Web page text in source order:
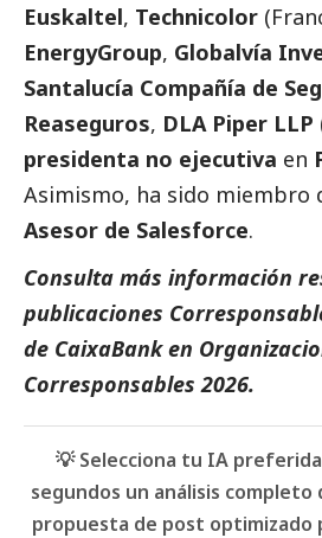
Euskaltel, Technicolor
EnergyGroup, Globalvía
Santalucía Compañía de
Reaseguros, DLA Piper LLP
presidenta no ejecutiva en
Asimismo, ha sido miembro
Asesor de Salesforce.
Consulta más información
publicaciones
de CaixaBanken
Corresponsables 2026.
💡 Selecciona tu IA
segundos un análisis
propuesta de post optimizado